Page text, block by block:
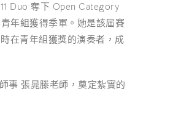
Duo 奪下 Open Category
年組獲得季軍。她是該屆賽
在青年組獲獎的演奏者，成
事 張晁滕老師，奠定紮實的